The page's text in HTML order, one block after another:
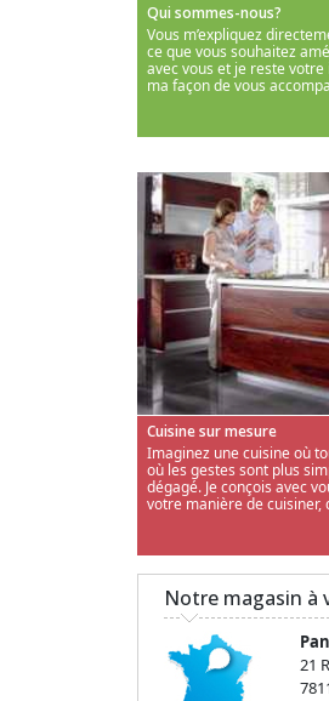
Qui sommes-nous?
Vous m’expliquez
ce que vous souhaitez
avec vous et je reste
ma façon de vous
Cuisine sur mesure
Imaginez une cuisine où
où les gestes sont plus
dégagé. Je conçois avec
votre manière de cuisiner,
Notre magasin à
21